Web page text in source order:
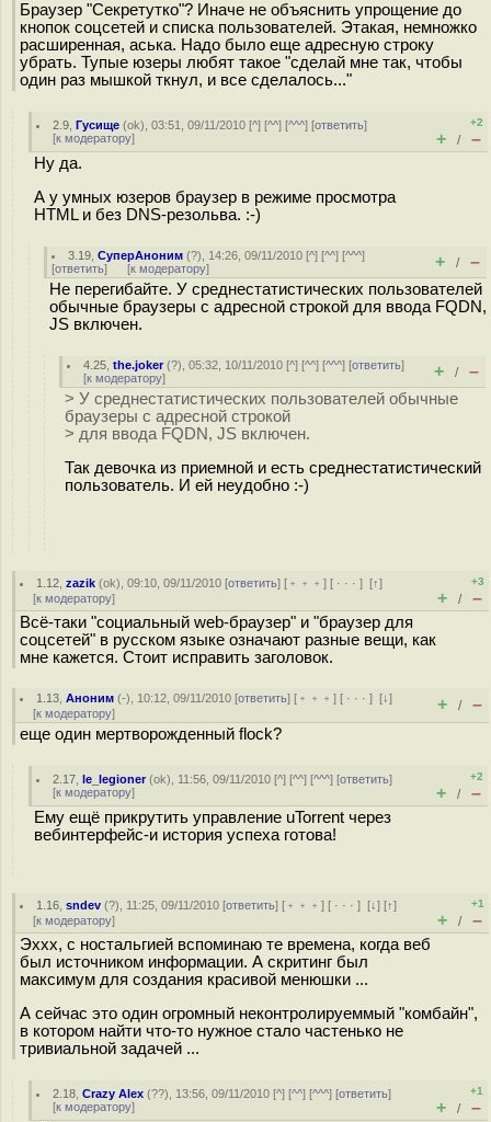
Браузер "Секретутко"? Иначе не объяснить упрощение до
кнопок соцсетей и списка пользователей. Этакая, немножко
расширенная, аська. Надо было еще адресную строку
убрать. Тупые юзеры любят такое "сделай мне так, чтобы
один раз мышкой ткнул, и все сделалось..."
2.9 ,Гусище (ok), 03:51, 09/11/2010 [^] [^^] [^^^] [ответить]
[к модератору]
+2
+ / –
Ну да.
А у умных юзеров браузер в режиме просмотра
HTML и без DNS-резольва. :-)
3.19 ,СуперАноним (?), 14:26, 09/11/2010 [^] [^^] [^^^]
[ответить] [к модератору] + / –
Не перегибайте. У среднестатистических пользователей
обычные браузеры с адресной строкой для ввода FQDN,
JS включен.
4.25 ,the.joker(?), 05:32, 10/11/2010 [^] [^^] [^^^] [ответить]
[к модератору] + / –
> У среднестатистических пользователей обычные
браузеры с адресной строкой
> для ввода FQDN, JS включен.
Так девочка из приемной и есть среднестатистический
пользователь. И ей неудобно :-)
1.12 ,zazik (ok), 09:10, 09/11/2010 [ответить] [ ﹢﹢﹢] [ · · ·][↑]
[к модератору]
+3
+ / –
Всё-таки "социальный web-браузер" и "браузер для
соцсетей" в русском языке означают разные вещи, как
мне кажется. Стоит исправить заголовок.
1.13 ,Аноним (-), 10:12, 09/11/2010 [ответить] [ ﹢﹢﹢] [ · · ·][↓]
[к модератору] + / –
еще один мертворожденный flock?
2.17 ,le_legioner(ok), 11:56, 09/11/2010 [^] [^^] [^^^] [ответить]
[к модератору]
+2
+ / –
Ему ещё прикрутить управление uTorrent через
вебинтерфейс-и история успеха готова!
1.16 ,sndev (?), 11:25, 09/11/2010 [ответить] [ ﹢﹢﹢] [ · · ·][↓] [↑]
[к модератору]
+1
+ / –
Эххх, с ностальгией вспоминаю те времена, когда веб
был источником информации. А скритинг был
максимум для создания красивой менюшки ...
А сейчас это один огромный неконтролируеммый "комбайн",
в котором найти что-то нужное стало частенько не
тривиальной задачей ...
2.18 ,Crazy Alex (??), 13:56, 09/11/2010 [^] [^^] [^^^] [ответить]
[к модератору]
+1
+ / –